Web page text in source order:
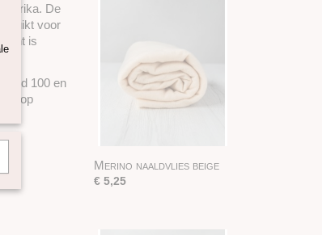
De
voor
is
100 en
Merino naaldvlies beige
€ 5,25